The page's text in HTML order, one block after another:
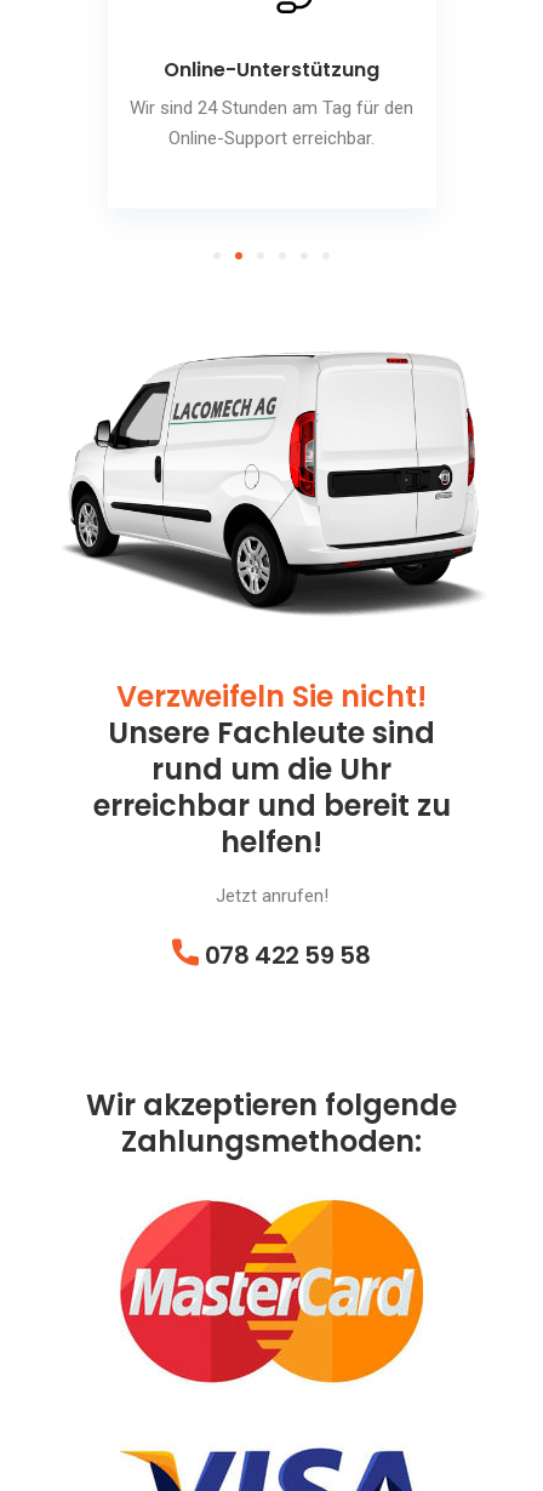
Online-Unterstützung
Wir sind 24 Stunden am Tag für den
Online-Support erreichbar.
Verzweifeln Sie nicht!
Unsere Fachleute sind
rund um die Uhr
erreichbar und bereit zu
helfen!
Jetzt anrufen!
078 422 59 58
Wir akzeptieren folgende
Zahlungsmethoden: